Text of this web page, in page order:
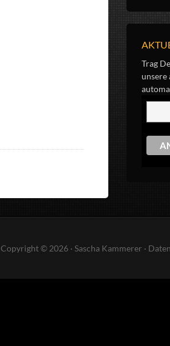
Trag
unsere
Copyright © 2026 · Sascha Kammerer ·